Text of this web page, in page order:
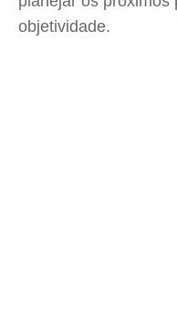
objetividade.